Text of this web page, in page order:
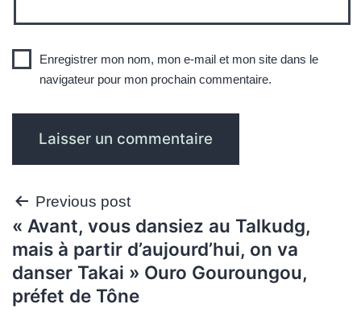
Enregistrer mon nom, mon e-mail et mon site dans le
navigateur pour mon prochain commentaire.
Navigation
de
l’article
Previous post
« Avant, vous dansiez au Talkudg,
mais à partir d’aujourd’hui, on va
danser Takai » Ouro Gouroungou,
préfet de Tône